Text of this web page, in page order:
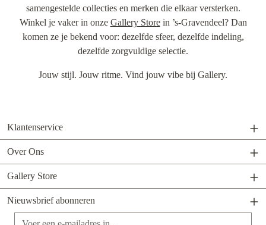
samengestelde collecties en merken die elkaar versterken.
Winkel je vaker in onze Gallery Storein ’s-Gravendeel? Dan
komen ze je bekend voor: dezelfde sfeer, dezelfde indeling,
dezelfde zorgvuldige selectie.
Jouw stijl. Jouw ritme. Vind jouw vibe bij Gallery.
Klantenservice
Over Ons
Gallery Store
Nieuwsbrief abonneren
E-mailadres*